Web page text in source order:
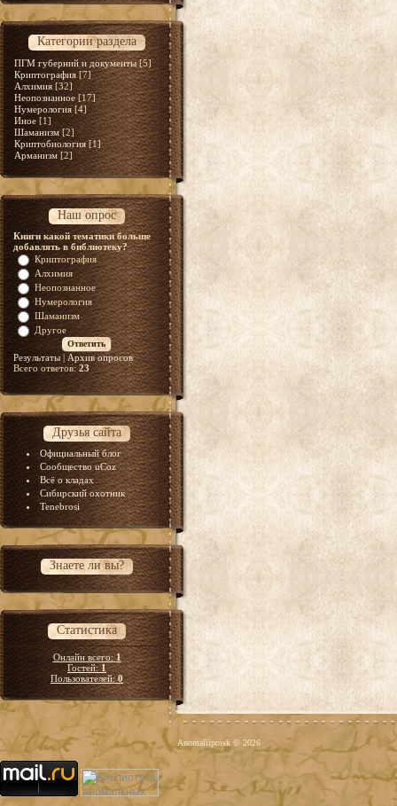
Категории раздела
ПГМ губерний и документы [5]
Криптография [7]
Алхимия [32]
Неопознанное [17]
Нумерология [4]
Иное [1]
Шаманизм [2]
Криптобиология [1]
Арманизм [2]
Наш опрос
Книги какой тематики больше
добавлять в библиотеку?
Криптография
Алхимия
Неопознанное
Нумерология
Шаманизм
Другое
Результаты | Архив опросов
Всего ответов:23
Друзья сайта
Официальный блог
Сообщество uCoz
Всё о кладах
Сибирский охотник
Tenebrosi
Знаете ли вы?
Статистика
Онлайн всего:1
Гостей:1
Пользователей:0
Anomaliipoisk © 2026